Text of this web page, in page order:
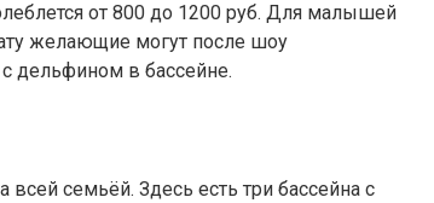
от 800 до 1200 руб. Для малышей
желающие могут после шоу
дельфином в бассейне.
всей семьёй. Здесь есть три бассейна с